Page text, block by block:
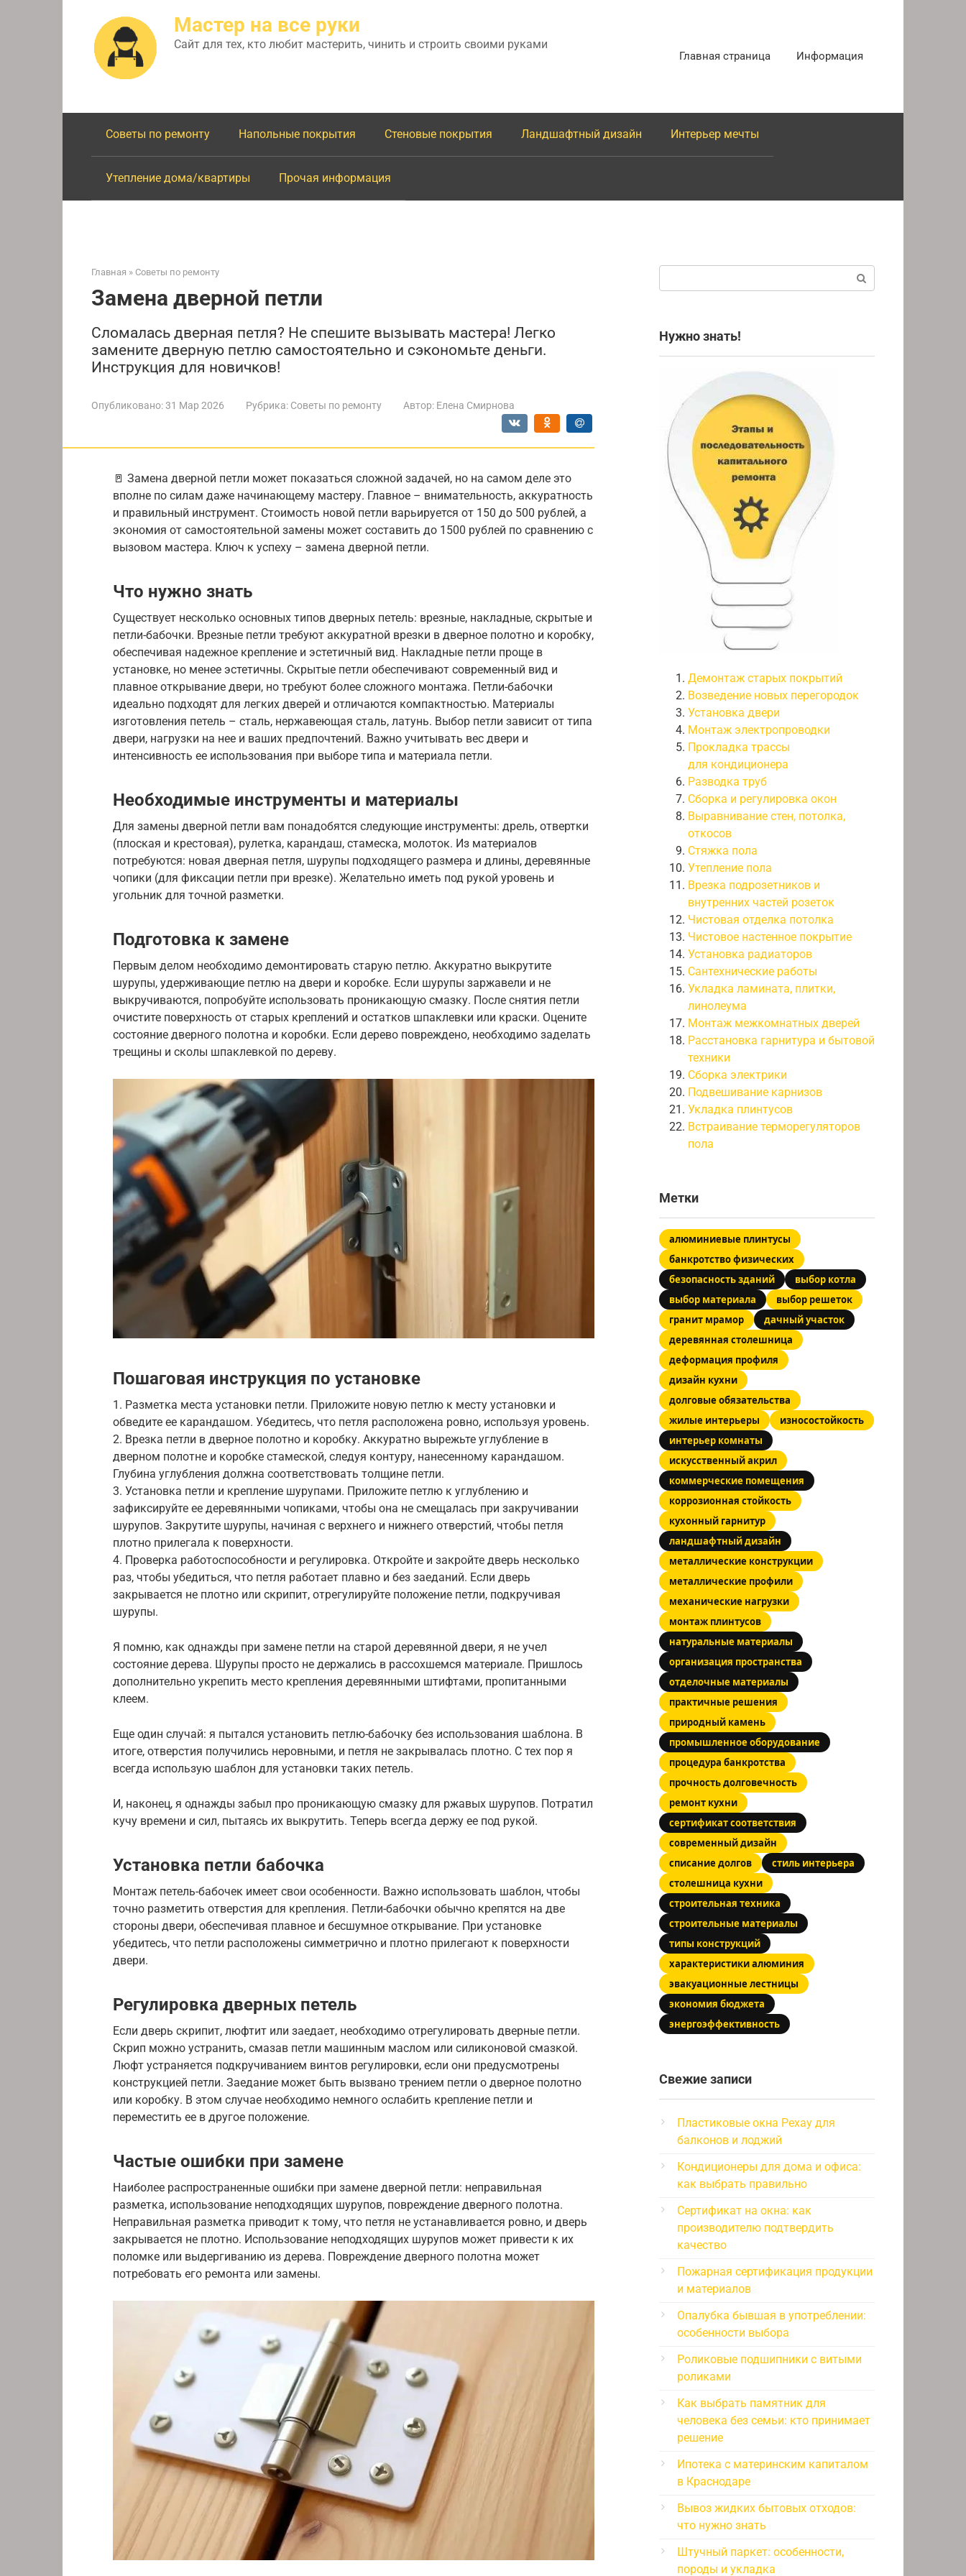
Мастер на все руки
Сайт для тех, кто любит мастерить, чинить и строить своими руками
Главная страница Информация
Советы по ремонту Напольные покрытия Стеновые покрытия Ландшафтный дизайн Интерьер мечты
Утепление дома/квартиры Прочая информация
Главная » Советы по ремонту
Замена дверной петли
Сломалась дверная петля? Не спешите вызывать мастера! Легко
замените дверную петлю самостоятельно и сэкономьте деньги.
Инструкция для новичков!
Опубликовано:31 Мар 2026 Рубрика: Советы по ремонту Автор: Елена Смирнова
🚪 Замена дверной петли может показаться сложной задачей, но на самом деле это
вполне по силам даже начинающему мастеру. Главное – внимательность, аккуратность
и правильный инструмент. Стоимость новой петли варьируется от 150 до 500 рублей, а
экономия от самостоятельной замены может составить до 1500 рублей по сравнению с
вызовом мастера. Ключ к успеху – замена дверной петли.
Что нужно знать
Существует несколько основных типов дверных петель: врезные, накладные, скрытые и
петли-бабочки. Врезные петли требуют аккуратной врезки в дверное полотно и коробку,
обеспечивая надежное крепление и эстетичный вид. Накладные петли проще в
установке, но менее эстетичны. Скрытые петли обеспечивают современный вид и
плавное открывание двери, но требуют более сложного монтажа. Петли-бабочки
идеально подходят для легких дверей и отличаются компактностью. Материалы
изготовления петель – сталь, нержавеющая сталь, латунь. Выбор петли зависит от типа
двери, нагрузки на нее и ваших предпочтений. Важно учитывать вес двери и
интенсивность ее использования при выборе типа и материала петли.
Необходимые инструменты и материалы
Для замены дверной петли вам понадобятся следующие инструменты: дрель, отвертки
(плоская и крестовая), рулетка, карандаш, стамеска, молоток. Из материалов
потребуются: новая дверная петля, шурупы подходящего размера и длины, деревянные
чопики (для фиксации петли при врезке). Желательно иметь под рукой уровень и
угольник для точной разметки.
Подготовка к замене
Первым делом необходимо демонтировать старую петлю. Аккуратно выкрутите
шурупы, удерживающие петлю на двери и коробке. Если шурупы заржавели и не
выкручиваются, попробуйте использовать проникающую смазку. После снятия петли
очистите поверхность от старых креплений и остатков шпаклевки или краски. Оцените
состояние дверного полотна и коробки. Если дерево повреждено, необходимо заделать
трещины и сколы шпаклевкой по дереву.
Пошаговая инструкция по установке
1. Разметка места установки петли. Приложите новую петлю к месту установки и
обведите ее карандашом. Убедитесь, что петля расположена ровно, используя уровень.
2. Врезка петли в дверное полотно и коробку. Аккуратно вырежьте углубление в
дверном полотне и коробке стамеской, следуя контуру, нанесенному карандашом.
Глубина углубления должна соответствовать толщине петли.
3. Установка петли и крепление шурупами. Приложите петлю к углублению и
зафиксируйте ее деревянными чопиками, чтобы она не смещалась при закручивании
шурупов. Закрутите шурупы, начиная с верхнего и нижнего отверстий, чтобы петля
плотно прилегала к поверхности.
4. Проверка работоспособности и регулировка. Откройте и закройте дверь несколько
раз, чтобы убедиться, что петля работает плавно и без заеданий. Если дверь
закрывается не плотно или скрипит, отрегулируйте положение петли, подкручивая
шурупы.
Я помню, как однажды при замене петли на старой деревянной двери, я не учел
состояние дерева. Шурупы просто не держались в рассохшемся материале. Пришлось
дополнительно укрепить место крепления деревянными штифтами, пропитанными
клеем.
Еще один случай: я пытался установить петлю-бабочку без использования шаблона. В
итоге, отверстия получились неровными, и петля не закрывалась плотно. С тех пор я
всегда использую шаблон для установки таких петель.
И, наконец, я однажды забыл про проникающую смазку для ржавых шурупов. Потратил
кучу времени и сил, пытаясь их выкрутить. Теперь всегда держу ее под рукой.
Установка петли бабочка
Монтаж петель-бабочек имеет свои особенности. Важно использовать шаблон, чтобы
точно разметить отверстия для крепления. Петли-бабочки обычно крепятся на две
стороны двери, обеспечивая плавное и бесшумное открывание. При установке
убедитесь, что петли расположены симметрично и плотно прилегают к поверхности
двери.
Регулировка дверных петель
Если дверь скрипит, люфтит или заедает, необходимо отрегулировать дверные петли.
Скрип можно устранить, смазав петли машинным маслом или силиконовой смазкой.
Люфт устраняется подкручиванием винтов регулировки, если они предусмотрены
конструкцией петли. Заедание может быть вызвано трением петли о дверное полотно
или коробку. В этом случае необходимо немного ослабить крепление петли и
переместить ее в другое положение.
Частые ошибки при замене
Наиболее распространенные ошибки при замене дверной петли: неправильная
разметка, использование неподходящих шурупов, повреждение дверного полотна.
Неправильная разметка приводит к тому, что петля не устанавливается ровно, и дверь
закрывается не плотно. Использование неподходящих шурупов может привести к их
поломке или выдергиванию из дерева. Повреждение дверного полотна может
потребовать его ремонта или замены.
Нужно знать!
Демонтаж старых покрытий
Возведение новых перегородок
Установка двери
Монтаж электропроводки
Прокладка трассы
для кондиционера
Разводка труб
Сборка и регулировка окон
Выравнивание стен, потолка,
откосов
Стяжка пола
Утепление пола
Врезка подрозетников и
внутренних частей розеток
Чистовая отделка потолка
Чистовое настенное покрытие
Установка радиаторов
Сантехнические работы
Укладка ламината, плитки,
линолеума
Монтаж межкомнатных дверей
Расстановка гарнитура и бытовой
техники
Сборка электрики
Подвешивание карнизов
Укладка плинтусов
Встраивание терморегуляторов
пола
Метки
алюминиевые плинтусы
банкротство физических
безопасность зданий
выбор котла
выбор материала
выбор решеток
гранит мрамор
дачный участок
деревянная столешница
деформация профиля
дизайн кухни
долговые обязательства
жилые интерьеры
износостойкость
интерьер комнаты
искусственный акрил
коммерческие помещения
коррозионная стойкость
кухонный гарнитур
ландшафтный дизайн
металлические конструкции
металлические профили
механические нагрузки
монтаж плинтусов
натуральные материалы
организация пространства
отделочные материалы
практичные решения
природный камень
промышленное оборудование
процедура банкротства
прочность долговечность
ремонт кухни
сертификат соответствия
современный дизайн
списание долгов
стиль интерьера
столешница кухни
строительная техника
строительные материалы
типы конструкций
характеристики алюминия
эвакуационные лестницы
экономия бюджета
энергоэффективность
Свежие записи
Пластиковые окна Рехау для
балконов и лоджий
Кондиционеры для дома и офиса:
как выбрать правильно
Сертификат на окна: как
производителю подтвердить
качество
Пожарная сертификация продукции
и материалов
Опалубка бывшая в употреблении:
особенности выбора
Роликовые подшипники с витыми
роликами
Как выбрать памятник для
человека без семьи: кто принимает
решение
Ипотека с материнским капиталом
в Краснодаре
Вывоз жидких бытовых отходов:
что нужно знать
Штучный паркет: особенности,
породы и укладка